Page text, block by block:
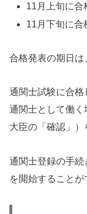
11月上旬に合
11月下旬に合
合格発表の期日
通関士試験に合格
通関士として働
大臣の「確認」
通関士登録の手
を開始することが